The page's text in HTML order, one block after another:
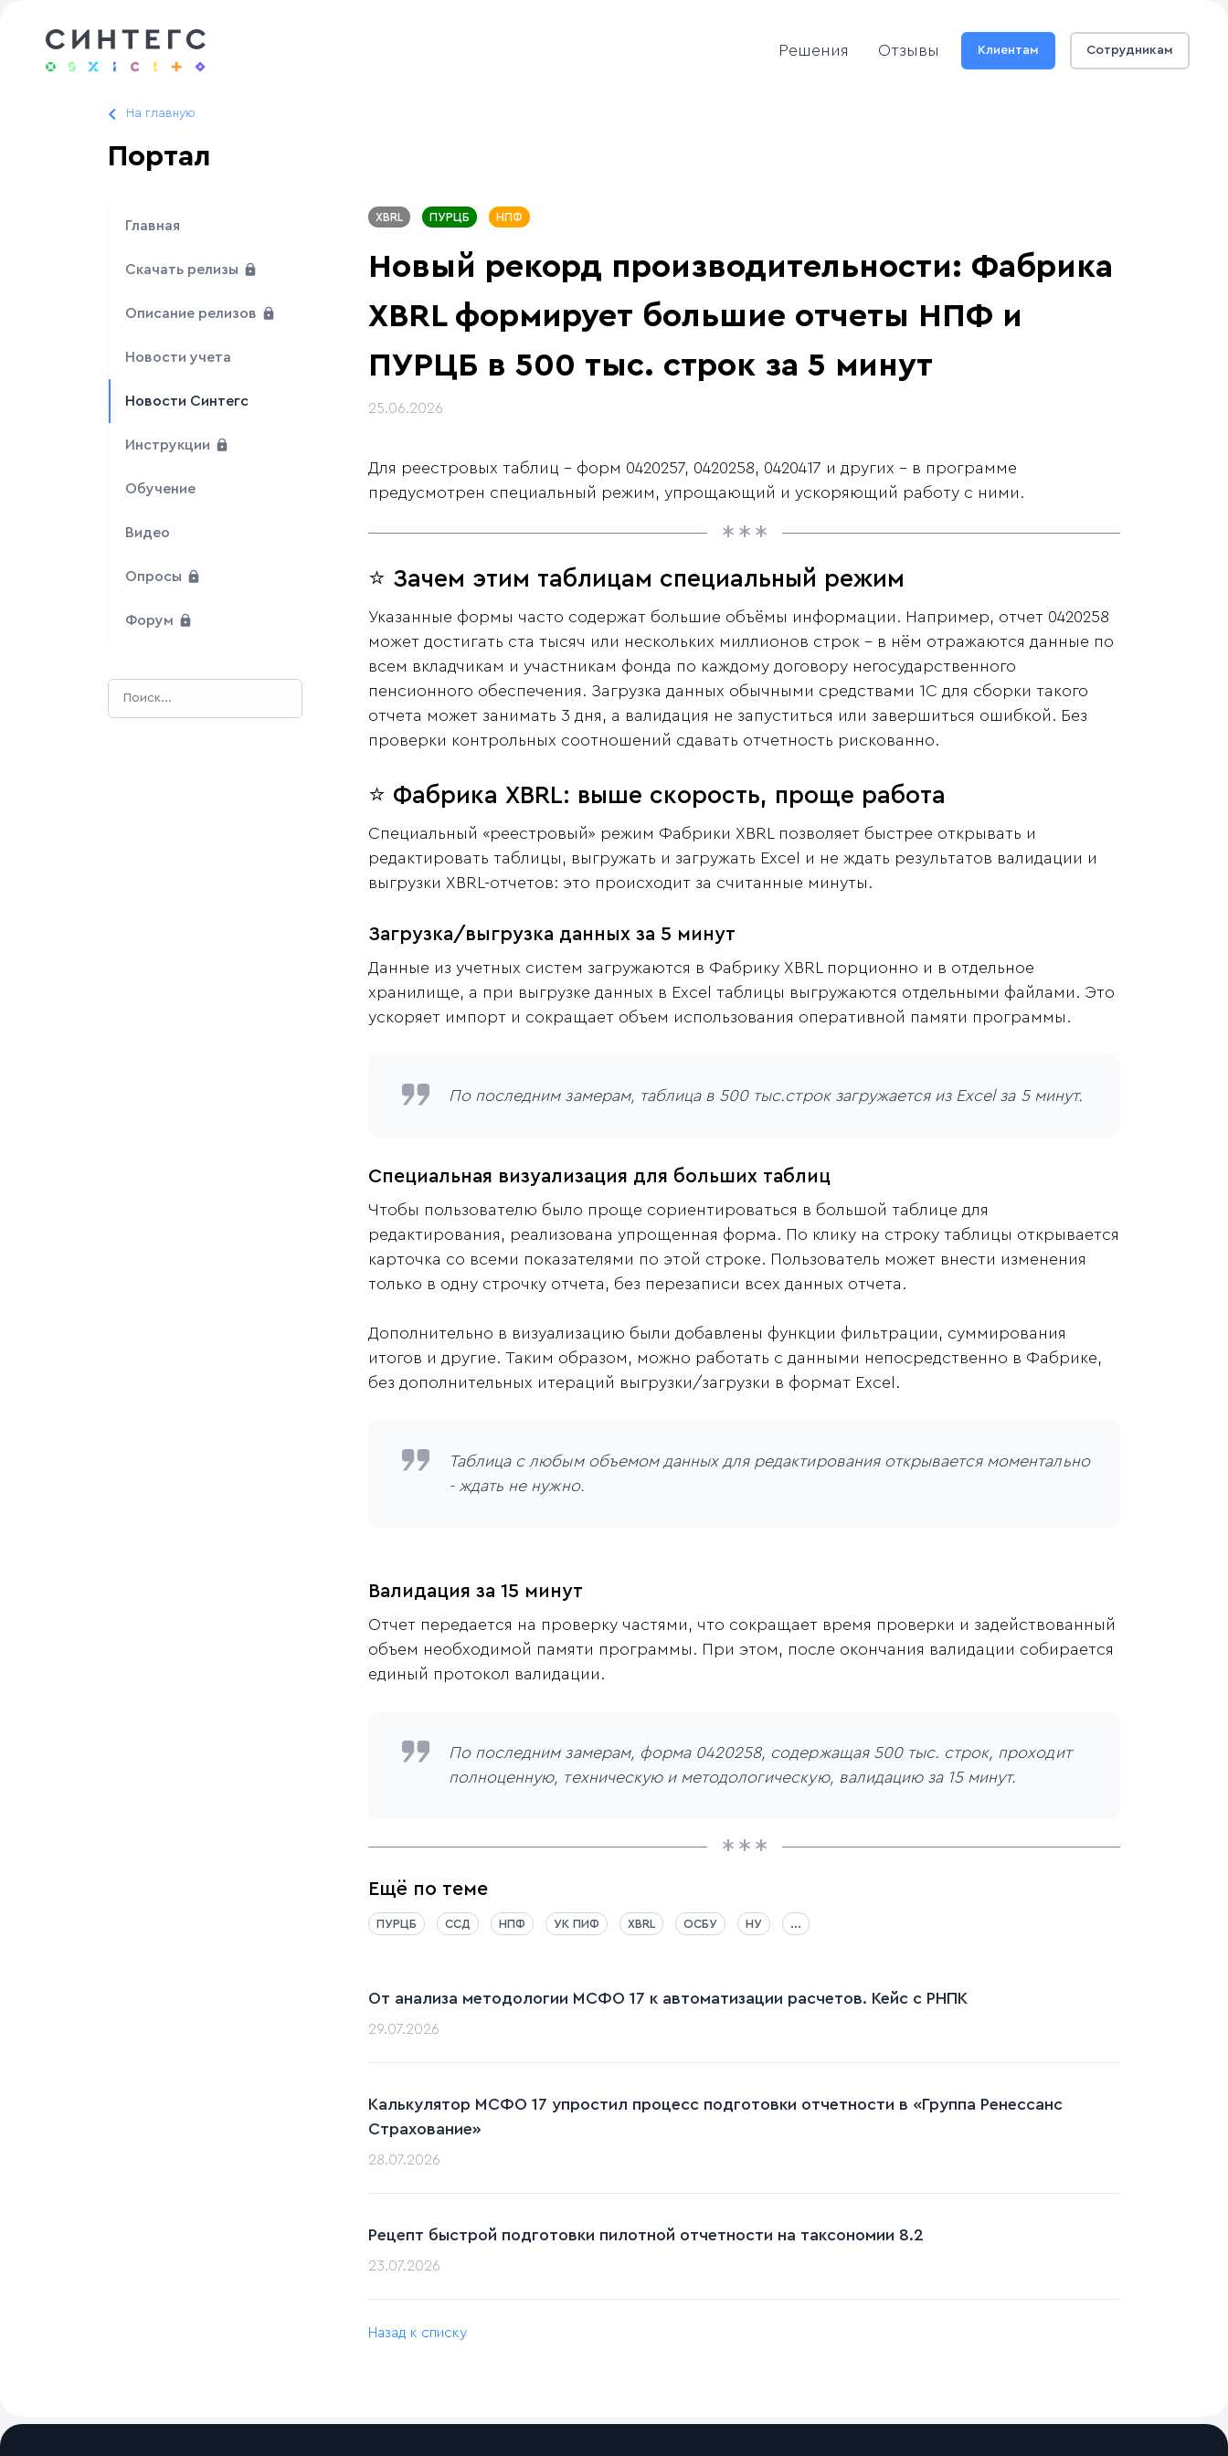
Решения Отзывы Клиентам Сотрудникам
На главную
Портал
Главная
Скачать релизы
Описание релизов
Новости учета
Новости Синтегс
Инструкции
Обучение
Видео
Опросы
Форум
XBRL ПУРЦБ НПФ
Новый рекорд производительности: Фабрика
XBRL формирует большие отчеты НПФ и
ПУРЦБ в 500 тыс. строк за 5 минут
25.06.2026
Для реестровых таблиц - форм 0420257, 0420258, 0420417 и других - в программе
предусмотрен специальный режим, упрощающий и ускоряющий работу с ними.
⭐ Зачем этим таблицам специальный режим
Указанные формы часто содержат большие объёмы информации. Например, отчет 0420258
может достигать ста тысяч или нескольких миллионов строк - в нём отражаются данные по
всем вкладчикам и участникам фонда по каждому договору негосударственного
пенсионного обеспечения. Загрузка данных обычными средствами 1С для сборки такого
отчета может занимать 3 дня, а валидация не запуститься или завершиться ошибкой. Без
проверки контрольных соотношений сдавать отчетность рискованно.
⭐ Фабрика XBRL: выше скорость, проще работа
Специальный «реестровый» режим Фабрики XBRL позволяет быстрее открывать и
редактировать таблицы, выгружать и загружать Excel и не ждать результатов валидации и
выгрузки XBRL-отчетов: это происходит за считанные минуты.
Загрузка/выгрузка данных за 5 минут
Данные из учетных систем загружаются в Фабрику XBRL порционно и в отдельное
хранилище, а при выгрузке данных в Excel таблицы выгружаются отдельными файлами. Это
ускоряет импорт и сокращает объем использования оперативной памяти программы.
По последним замерам, таблица в 500 тыс.строк загружается из Excel за 5 минут.
Специальная визуализация для больших таблиц
Чтобы пользователю было проще сориентироваться в большой таблице для
редактирования, реализована упрощенная форма. По клику на строку таблицы открывается
карточка со всеми показателями по этой строке. Пользователь может внести изменения
только в одну строчку отчета, без перезаписи всех данных отчета.
Дополнительно в визуализацию были добавлены функции фильтрации, суммирования
итогов и другие. Таким образом, можно работать с данными непосредственно в Фабрике,
без дополнительных итераций выгрузки/загрузки в формат Excel.
Таблица с любым объемом данных для редактирования открывается моментально
- ждать не нужно.
Валидация за 15 минут
Отчет передается на проверку частями, что сокращает время проверки и задействованный
объем необходимой памяти программы. При этом, после окончания валидации собирается
единый протокол валидации.
По последним замерам, форма 0420258, содержащая 500 тыс. строк, проходит
полноценную, техническую и методологическую, валидацию за 15 минут.
Ещё по теме
ПУРЦБ ССД НПФ УК ПИФ XBRL ОСБУ НУ ...
От анализа методологии МСФО 17 к автоматизации расчетов. Кейс c РНПК
29.07.2026
Калькулятор МСФО 17 упростил процесс подготовки отчетности в «Группа Ренессанс
Страхование»
28.07.2026
Рецепт быстрой подготовки пилотной отчетности на таксономии 8.2
23.07.2026
Назад к списку